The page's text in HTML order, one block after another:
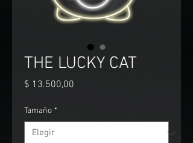
THE LUCKY CAT
$ 13.500,00
Tamaño *